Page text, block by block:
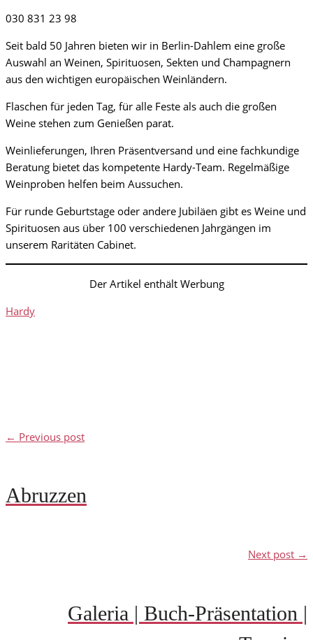
030 831 23 98
Seit bald 50 Jahren bieten wir in Berlin-Dahlem eine große
Auswahl an Weinen, Spirituosen, Sekten und Champagnern
aus den wichtigen europäischen Weinländern.
Flaschen für jeden Tag, für alle Feste als auch die großen
Weine stehen zum Genießen parat.
Weinlieferungen, Ihren Präsentversand und eine fachkundige
Beratung bietet das kompetente Hardy-Team. Regelmäßige
Weinproben helfen beim Aussuchen.
Für runde Geburtstage oder andere Jubiläen gibt es Weine und
Spirituosen aus über 100 verschiedenen Jahrgängen im
unserem Raritäten Cabinet.
Der Artikel enthält Werbung
Hardy
← Previous post
Abruzzen
Next post →
Galeria | Buch-Präsentation |